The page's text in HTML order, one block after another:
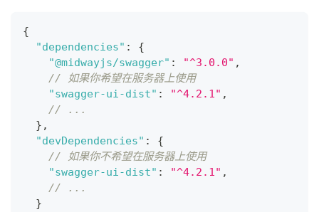
{
"dependencies" :
{
"@midwayjs/swagger" : "^3.0.0" ,
// 如果你希望在服务器上使用
"swagger-ui-dist" : "^4.2.1" ,
// ...
} ,
"devDependencies" :
{
// 如果你不希望在服务器上使用
"swagger-ui-dist" : "^4.2.1" ,
// ...
}